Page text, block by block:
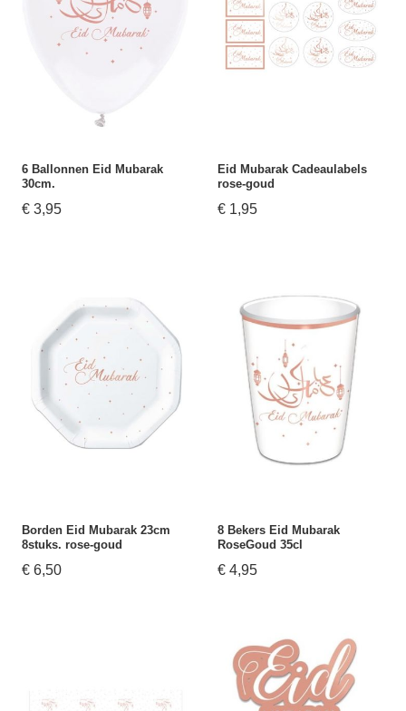
6 Ballonnen Eid Mubarak
30cm.
€ 3,95
Eid Mubarak Cadeaulabels
rose-goud
€ 1,95
Borden Eid Mubarak 23cm
8stuks. rose-goud
€ 6,50
8 Bekers Eid Mubarak
RoseGoud 35cl
€ 4,95